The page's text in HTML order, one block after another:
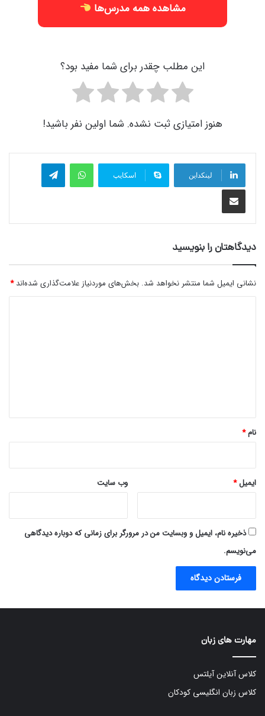
مشاهده همه مدرس‌ها
این مطلب چقدر برای شما مفید بود؟
هنوز امتیازی ثبت نشده. شما اولین نفر باشید!
لینکداین اسکایپ
واتس آپ تلگرام
اشتراک گذاری با ایمیل
دیدگاهتان را بنویسید
نشانی ایمیل شما منتشر نخواهد شد. بخش‌های موردنیاز علامت‌گذاری شده‌اند*
نام*
ایمیل* وب‌ سایت
ذخیره نام، ایمیل و وبسایت من در مرورگر برای زمانی که دوباره دیدگاهی
می‌نویسم.
مهارت های زبان
کلاس آنلاین آیلتس
کلاس زبان انگلیسی کودکان